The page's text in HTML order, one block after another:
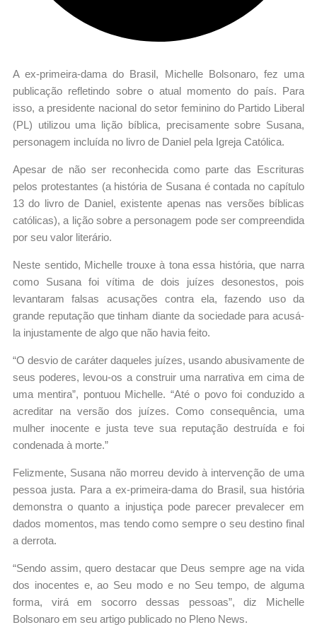
A ex-primeira-dama do Brasil, Michelle Bolsonaro, fez uma
publicação refletindo sobre o atual momento do país. Para
isso, a presidente nacional do setor feminino do Partido Liberal
(PL) utilizou uma lição bíblica, precisamente sobre Susana,
personagem incluída no livro de Daniel pela Igreja Católica.
Apesar de não ser reconhecida como parte das Escrituras
pelos protestantes (a história de Susana é contada no capítulo
13 do livro de Daniel, existente apenas nas versões bíblicas
católicas), a lição sobre a personagem pode ser compreendida
por seu valor literário.
Neste sentido, Michelle trouxe à tona essa história, que narra
como Susana foi vítima de dois juízes desonestos, pois
levantaram falsas acusações contra ela, fazendo uso da
grande reputação que tinham diante da sociedade para acusá-
la injustamente de algo que não havia feito.
“O desvio de caráter daqueles juízes, usando abusivamente de
seus poderes, levou-os a construir uma narrativa em cima de
uma mentira”, pontuou Michelle. “Até o povo foi conduzido a
acreditar na versão dos juízes. Como consequência, uma
mulher inocente e justa teve sua reputação destruída e foi
condenada à morte.”
Felizmente, Susana não morreu devido à intervenção de uma
pessoa justa. Para a ex-primeira-dama do Brasil, sua história
demonstra o quanto a injustiça pode parecer prevalecer em
dados momentos, mas tendo como sempre o seu destino final
a derrota.
“Sendo assim, quero destacar que Deus sempre age na vida
dos inocentes e, ao Seu modo e no Seu tempo, de alguma
forma, virá em socorro dessas pessoas”, diz Michelle
Bolsonaro em seu artigo publicado no Pleno News.